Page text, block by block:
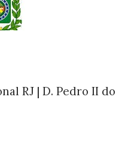
RJ | D. Pedro II do